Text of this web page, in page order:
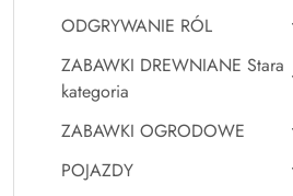
ODGRYWANIE RÓL
ZABAWKI DREWNIANE Stara
kategoria
ZABAWKI OGRODOWE
POJAZDY